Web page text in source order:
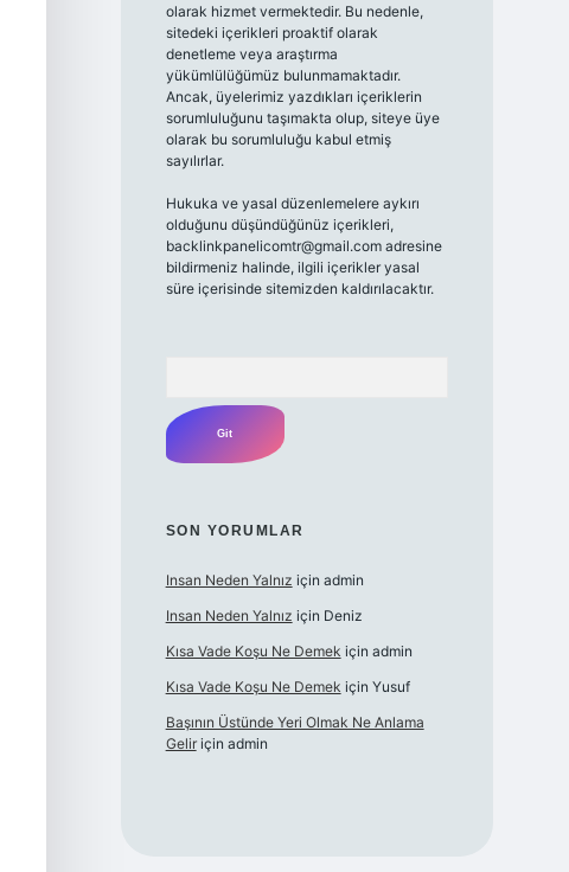
olarak hizmet vermektedir. Bu nedenle,
sitedeki içerikleri proaktif olarak
denetleme veya araştırma
yükümlülüğümüz bulunmamaktadır.
Ancak, üyelerimiz yazdıkları içeriklerin
sorumluluğunu taşımakta olup, siteye üye
olarak bu sorumluluğu kabul etmiş
sayılırlar.
Hukuka ve yasal düzenlemelere aykırı
olduğunu düşündüğünüz içerikleri,
backlinkpanelicomtr@gmail.comadresine
bildirmeniz halinde, ilgili içerikler yasal
süre içerisinde sitemizden kaldırılacaktır.
SON YORUMLAR
Insan Neden Yalnız için admin
Insan Neden Yalnız için Deniz
Kısa Vade Koşu Ne Demek için admin
Kısa Vade Koşu Ne Demek için Yusuf
Başının Üstünde Yeri Olmak Ne Anlama
Geliriçin admin